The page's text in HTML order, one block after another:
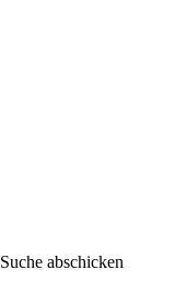
Suche abschicken